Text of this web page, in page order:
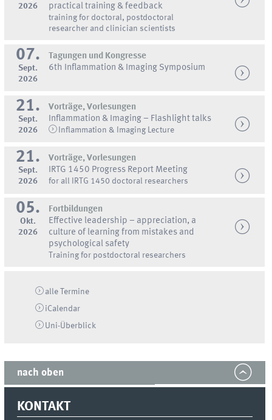
2026
practical training & feedback
training for doctoral, postdoctoral
researcher and clinician scientists
07.
Sept.
2026
Tagungen und Kongresse
6th Inflammation & Imaging Symposium
21.
Sept.
2026
Vorträge, Vorlesungen
Inflammation & Imaging – Flashlight talks
Inflammation & Imaging Lecture
21.
Sept.
2026
Vorträge, Vorlesungen
IRTG 1450 Progress Report Meeting
for all IRTG 1450 doctoral researchers
05.
Okt.
2026
Fortbildungen
Effective leadership – appreciation, a
culture of learning from mistakes and
psychological safety
Training for postdoctoral researchers
alle Termine
iCalendar
Uni-Überblick
nach oben
KONTAKT